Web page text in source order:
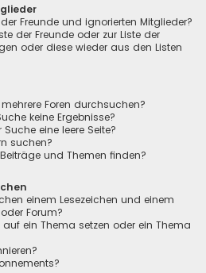
Freunde und ignorierten Mitglieder?
der Freunde oder zur Liste der
oder diese wieder aus den Listen
Foren durchsuchen?
keine Ergebnisse?
eine leere Seite?
suchen?
und Themen finden?
einem Lesezeichen und einem
Forum?
ein Thema setzen oder ein Thema